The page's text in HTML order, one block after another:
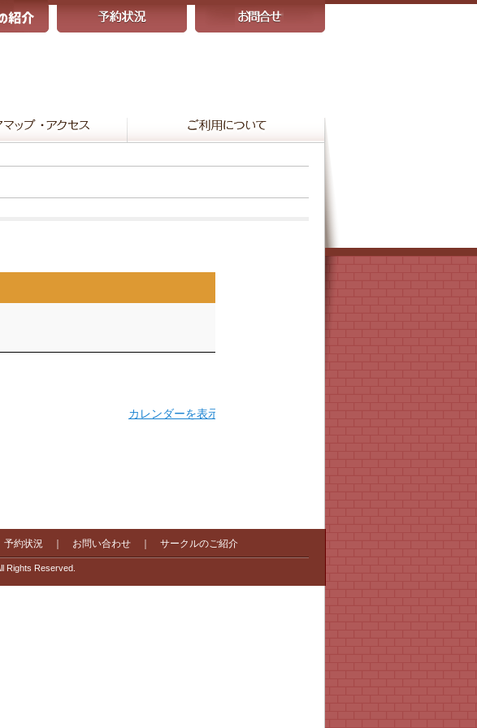
カレンダーを表示
予約状況 お問い合わせ サークルのご紹介
Rights Reserved.